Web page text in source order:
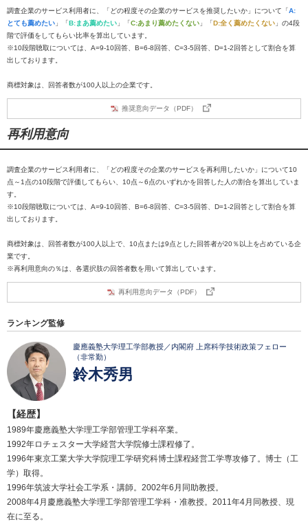
調査企業のサービス利用者に、「どの程度その企業のサービスを推奨したいか」について「A:
とても薦めたい 」「B:まあ薦めたい 」「C:あまり薦めたくない 」「D:全く薦めたくない 」の4段
階で評価をしてもらい比率を算出しています。
※10段階聴取については、A=9-10回答、B=6-8回答、C=3-5回答、D=1-2回答として割合を算
出しております。
商標対象は、回答者数が100人以上の企業です。
推奨意向データ（PDF）
再利用意向
調査企業のサービス利用者に、「どの程度その企業のサービスを再利用したいか」について10
点～1点の10段階で評価してもらい、10点～6点のいずれかを回答した人の割合を算出していま
す。
※10段階聴取については、A=9-10回答、B=6-8回答、C=3-5回答、D=1-2回答として割合を算
出しております。
商標対象は、回答者数が100人以上で、10点または9点とした回答者が20％以上を占めている企
業です。
※再利用意向の％は、各選択肢の回答者数を用いて算出しています。
再利用意向データ（PDF）
ランキング監修
慶應義塾大学理工学部教授／内閣府 上席科学技術政策フェロー
（非常勤）
鈴木秀男
【経歴】
1989年慶應義塾大学理工学部管理工学科卒業。
1992年ロチェスター大学経営大学院修士課程修了。
1996年東京工業大学大学院理工学研究科博士課程経営工学専攻修了。博士（工
学）取得。
1996年筑波大学社会工学系・講師。2002年6月同助教授。
2008年4月慶應義塾大学理工学部管理工学科・准教授。2011年4月同教授、現
在に至る。